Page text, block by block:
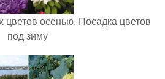
цветов осенью. Посадка цветов
под зиму